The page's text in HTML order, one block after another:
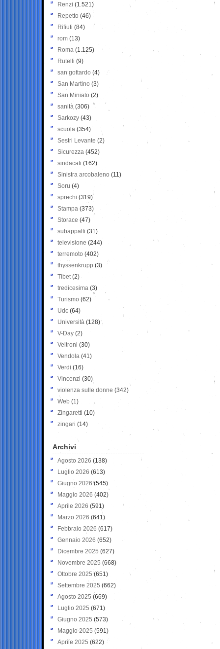
Renzi (1.521)
Repetto (46)
Rifiuti (84)
rom (13)
Roma (1.125)
Rutelli (9)
san gottardo (4)
San Martino (3)
San Miniato (2)
sanità (306)
Sarkozy (43)
scuola (354)
Sestri Levante (2)
Sicurezza (452)
sindacati (162)
Sinistra arcobaleno (11)
Soru (4)
sprechi (319)
Stampa (373)
Storace (47)
subappalti (31)
televisione(244)
terremoto (402)
thyssenkrupp (3)
Tibet(2)
tredicesima (3)
Turismo (62)
Udc (64)
Università (128)
V-Day (2)
Veltroni (30)
Vendola (41)
Verdi (16)
Vincenzi (30)
violenza sulle donne (342)
Web (1)
Zingaretti (10)
zingari (14)
Archivi
Agosto 2026 (138)
Luglio 2026 (613)
Giugno 2026 (545)
Maggio 2026 (402)
Aprile 2026 (591)
Marzo 2026 (641)
Febbraio 2026 (617)
Gennaio 2026 (652)
Dicembre 2025 (627)
Novembre 2025 (668)
Ottobre 2025 (651)
Settembre 2025 (662)
Agosto 2025 (669)
Luglio 2025 (671)
Giugno 2025 (573)
Maggio 2025 (591)
Aprile 2025 (622)